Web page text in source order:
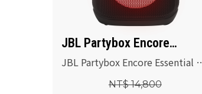
JBL Partybox Encore
Essential 2
JBL Partybox Encore Essential 2
可攜式派對藍牙喇叭(黑色)
NT$ 14,800